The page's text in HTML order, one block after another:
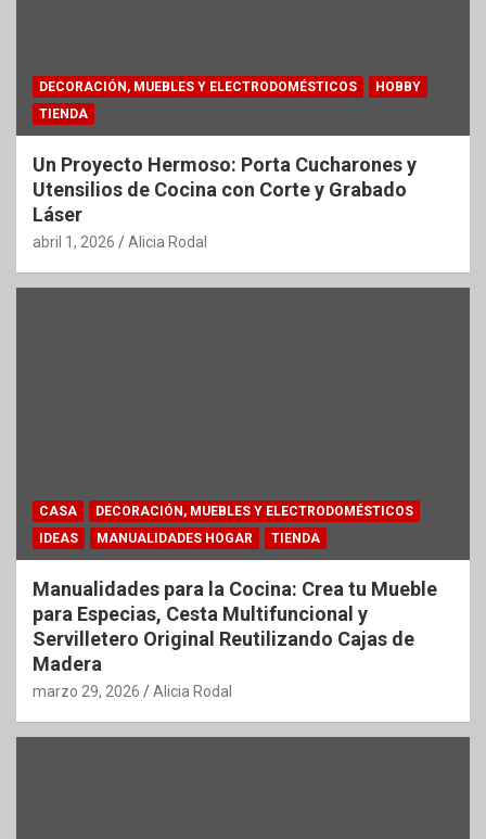
DECORACIÓN, MUEBLES Y ELECTRODOMÉSTICOS
HOBBY
TIENDA
Un Proyecto Hermoso: Porta Cucharones y
Utensilios de Cocina con Corte y Grabado
Láser
abril 1, 2026 Alicia Rodal
CASA
DECORACIÓN, MUEBLES Y ELECTRODOMÉSTICOS
IDEAS
MANUALIDADES HOGAR TIENDA
Manualidades para la Cocina: Crea tu Mueble
para Especias, Cesta Multifuncional y
Servilletero Original Reutilizando Cajas de
Madera
marzo 29, 2026 Alicia Rodal